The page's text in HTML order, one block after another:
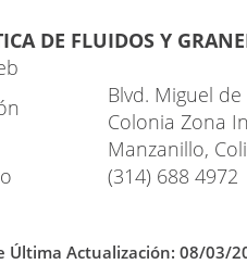
DE FLUIDOS Y
Blvd. Miguel
Colonia Zona
Manzanillo,
(314) 688 4972
Última Actualización: 08/03/